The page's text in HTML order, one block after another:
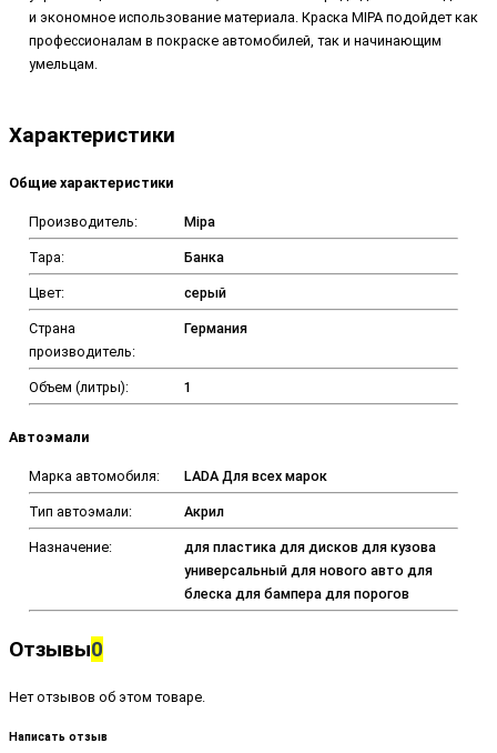
и экономное использование материала. Краска MIPA подойдет как
профессионалам в покраске автомобилей, так и начинающим
умельцам.
Характеристики
Общие характеристики
Производитель: Mipa
Тара: Банка
Цвет: серый
Страна
производитель:
Германия
Объем (литры): 1
Автоэмали
Марка автомобиля: LADA Для всех марок
Тип автоэмали: Акрил
Назначение:
для пластика для дисков для кузова
универсальный для нового авто для
блеска для бампера для порогов
Отзывы0
Нет отзывов об этом товаре.
Написать отзыв